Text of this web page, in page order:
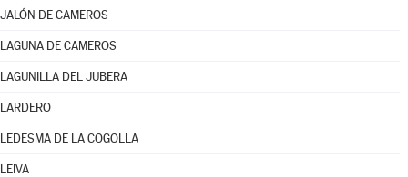
JALÓN DE CAMEROS
LAGUNA DE CAMEROS
LAGUNILLA DEL JUBERA
LARDERO
LEDESMA DE LA COGOLLA
LEIVA